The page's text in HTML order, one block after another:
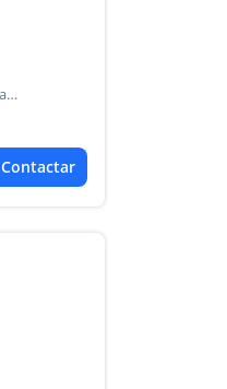
No se aceptan mascotas (perros) amplio p.H. Al frente con cochera y entrada independiente cuenta con living comedor con estufa a gas, cocina comedor completa, dos amplias habitaciones, lavadero cubierto y patio.
Contactar